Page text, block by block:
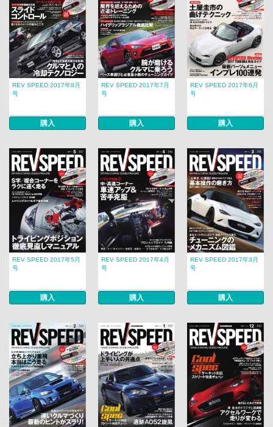
REV SPEED 2017年8月
号
購入
REV SPEED 2017年7月
号
購入
REV SPEED 2017年6月
号
購入
REV SPEED 2017年5月
号
購入
REV SPEED 2017年4月
号
購入
REV SPEED 2017年3月
号
購入